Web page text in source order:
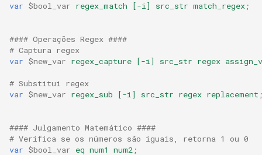
rsa
scrypt
session
shell
smtp
var $bool_var regex_match [-i] src_str match_regex ;
#### Operações Regex ####
# Captura regex
var $new_var regex_capture [-i] src_str regex
# Substitui regex
var $new_var regex_sub [-i] src_str regex replacement
#### Julgamento Matemático ####
# Verifica se os números são iguais, retorna 1 ou 0
var $bool_var eq num1 num2 ;